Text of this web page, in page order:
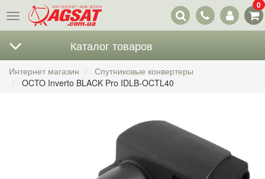
Меню
Наши
контакты
0
Каталог товаров
Интернет магазин
Спутниковые конвертеры
OCTO Inverto BLACK Pro IDLB-OCTL40